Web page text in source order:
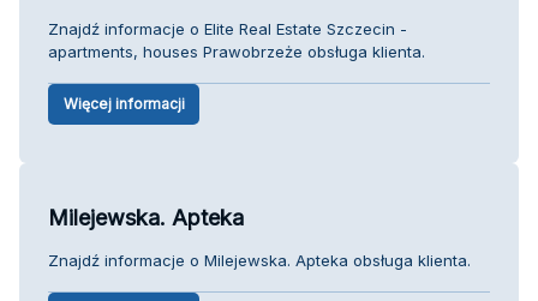
Znajdź informacje o Elite Real Estate Szczecin -
apartments, houses Prawobrzeże obsługa klienta.
Więcej informacji
Milejewska. Apteka
Znajdź informacje o Milejewska. Apteka obsługa klienta.